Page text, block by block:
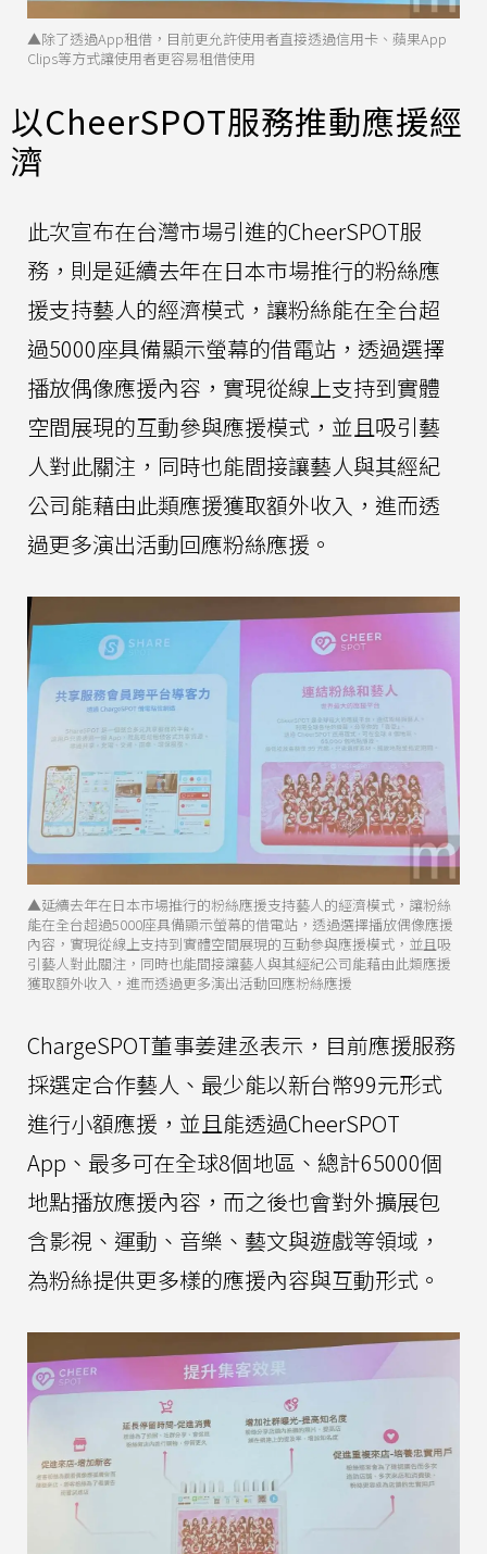
▲除了透過App租借，目前更允許使用者直接透過信用卡、蘋果App
Clips等方式讓使用者更容易租借使用
以CheerSPOT服務推動應援經
濟
此次宣布在台灣市場引進的CheerSPOT服
務，則是延續去年在日本市場推行的粉絲應
援支持藝人的經濟模式，讓粉絲能在全台超
過5000座具備顯示螢幕的借電站，透過選擇
播放偶像應援內容，實現從線上支持到實體
空間展現的互動參與應援模式，並且吸引藝
人對此關注，同時也能間接讓藝人與其經紀
公司能藉由此類應援獲取額外收入，進而透
過更多演出活動回應粉絲應援。
▲延續去年在日本市場推行的粉絲應援支持藝人的經濟模式，讓粉絲
能在全台超過5000座具備顯示螢幕的借電站，透過選擇播放偶像應援
內容，實現從線上支持到實體空間展現的互動參與應援模式，並且吸
引藝人對此關注，同時也能間接讓藝人與其經紀公司能藉由此類應援
獲取額外收入，進而透過更多演出活動回應粉絲應援
ChargeSPOT董事姜建丞表示，目前應援服務
採選定合作藝人、最少能以新台幣99元形式
進行小額應援，並且能透過CheerSPOT
App、最多可在全球8個地區、總計65000個
地點播放應援內容，而之後也會對外擴展包
含影視、運動、音樂、藝文與遊戲等領域，
為粉絲提供更多樣的應援內容與互動形式。